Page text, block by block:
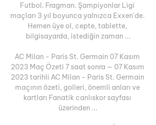
Futbol. Fragman. Şampiyonlar Ligi
maçları 3 yıl boyunca yalnızca Exxen'de.
Hemen üye ol, cepte, tablette,
bilgisayarda, istediğin zaman ...
AC Milan - Paris St. Germain 07 Kasım
2023 Maç Özeti 7 saat sonra — 07 Kasım
2023 tarihli AC Milan - Paris St. Germain
maçının özeti, golleri, önemli anları ve
kartları Fanatik canlıskor sayfası
üzerinden ...